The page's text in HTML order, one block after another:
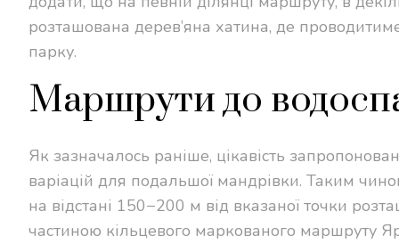
розташована дерев’яна хатина, де
парку.
Маршрути до
Як зазначалось раніше, цікавість
варіацій для подальшої мандрівки. Таким
на відстані 150−200 м від вказаної точки
частиною кільцевого маркованого маршруту